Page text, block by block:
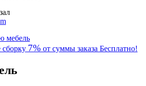
мебель
сборку 7% от суммы заказа Бесплатно!